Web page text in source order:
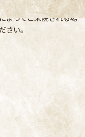
来院頂きやすい環境
よってご来院される場
さい。